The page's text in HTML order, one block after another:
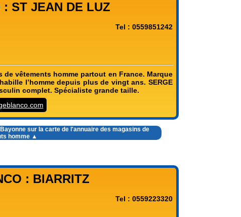
ST JEAN DE LUZ
Tel : 0559851242
de vêtements homme partout en France. Marque
l’homme depuis plus de vingt ans. SERGE
complet. Spécialiste grande taille.
sur la carte de l'annuaire des magasins de
homme ▲
: BIARRITZ
Tel : 0559223320